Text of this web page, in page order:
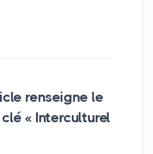
renseigne le
« Interculturel